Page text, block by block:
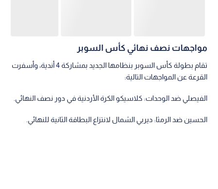
مواجهات نصف نهائي كأس السوبر
تقام بطولة كأس السوبر بنظامها الجديد بمشاركة 4 أندية، وأسفرت
القرعة عن المواجهات التالية:
الفيصلي ضد الوحدات: كلاسيكو الكرة الأردنية في دور نصف النهائي.
الحسين ضد الرمثا: ديربي الشمال لانتزاع البطاقة الثانية للنهائي.